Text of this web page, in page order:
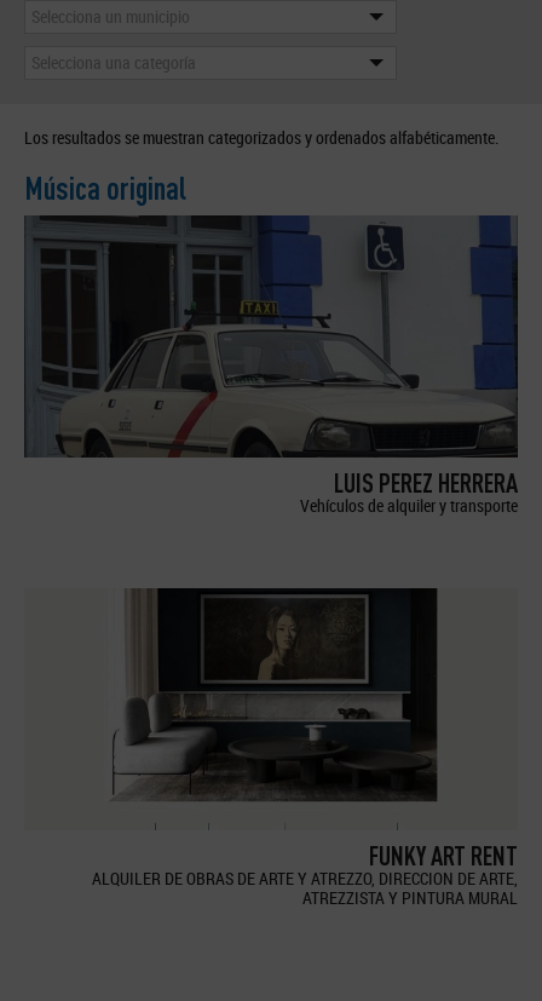
Selecciona un municipio
Selecciona una categoría
Los resultados se muestran categorizados y ordenados alfabéticamente.
Música original
LUIS PEREZ HERRERA
Vehículos de alquiler y transporte
FUNKY ART RENT
ALQUILER DE OBRAS DE ARTE Y ATREZZO, DIRECCION DE ARTE,
ATREZZISTA Y PINTURA MURAL